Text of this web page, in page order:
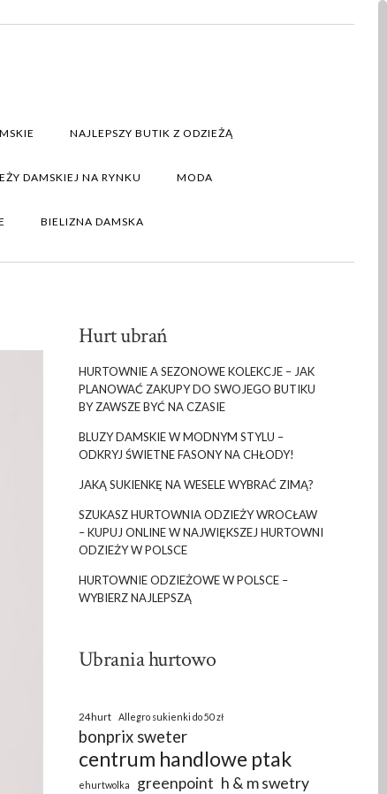
NAJLEPSZY BUTIK Z ODZIEŻĄ
DAMSKIEJ NA RYNKU MODA
BIELIZNA DAMSKA
Hurt ubrań
HURTOWNIE A SEZONOWE KOLEKCJE – JAK
PLANOWAĆ ZAKUPY DO SWOJEGO BUTIKU
BY ZAWSZE BYĆ NA CZASIE
BLUZY DAMSKIE W MODNYM STYLU –
ODKRYJ ŚWIETNE FASONY NA CHŁODY!
JAKĄ SUKIENKĘ NA WESELE WYBRAĆ ZIMĄ?
SZUKASZ HURTOWNIA ODZIEŻY WROCŁAW
– KUPUJ ONLINE W NAJWIĘKSZEJ HURTOWNI
ODZIEŻY W POLSCE
HURTOWNIE ODZIEŻOWE W POLSCE –
WYBIERZ NAJLEPSZĄ
Ubrania hurtowo
24hurt Allegro sukienki do 50 zł
bonprix sweter
centrum handlowe ptak
ehurtwolka greenpoint h & m swetry